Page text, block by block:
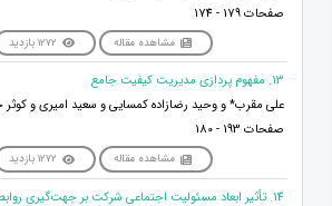
صفحات 179 - 174
مشاهده مقاله 1272 بازدید
13. مفهوم پردازی مدیریت کیفیت جامع
علی مقرب* و وحید رضازاده کمسایی و سعید امیری و کوثر
صفحات 193 - 180
مشاهده مقاله 1272 بازدید
14. تأثیر ابعاد مسئولیت اجتماعی شرکت بر جهت‌گیری